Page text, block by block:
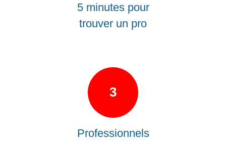
5 minutes pour
trouver un pro
3
Professionnels